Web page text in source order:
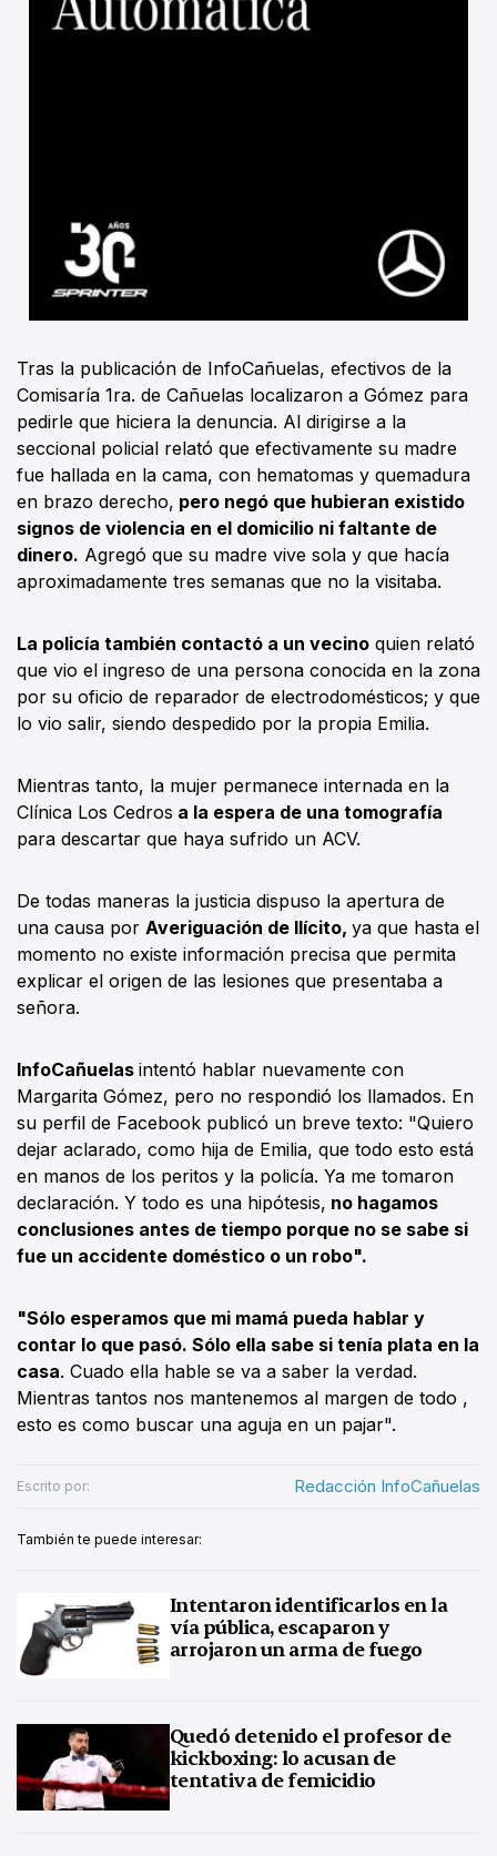
Tras la publicación de InfoCañuelas, efectivos de la
Comisaría 1ra. de Cañuelas localizaron a Gómez para
pedirle que hiciera la denuncia. Al dirigirse a la
seccional policial relató que efectivamente su madre
fue hallada en la cama, con hematomas y quemadura
en brazo derecho, pero negó que hubieran existido
signos de violencia en el domicilio ni faltante de
dinero. Agregó que su madre vive sola y que hacía
aproximadamente tres semanas que no la visitaba.
La policía también contactó a un vecino quien relató
que vio el ingreso de una persona conocida en la zona
por su oficio de reparador de electrodomésticos; y que
lo vio salir, siendo despedido por la propia Emilia.
Mientras tanto, la mujer permanece internada en la
Clínica Los Cedros a la espera de una tomografía
para descartar que haya sufrido un ACV.
De todas maneras la justicia dispuso la apertura de
una causa por Averiguación de Ilícito, ya que hasta el
momento no existe información precisa que permita
explicar el origen de las lesiones que presentaba a
señora.
InfoCañuelas intentó hablar nuevamente con
Margarita Gómez, pero no respondió los llamados. En
su perfil de Facebook publicó un breve texto: "Quiero
dejar aclarado, como hija de Emilia, que todo esto está
en manos de los peritos y la policía. Ya me tomaron
declaración. Y todo es una hipótesis, no hagamos
conclusiones antes de tiempo porque no se sabe si
fue un accidente doméstico o un robo".
"Sólo esperamos que mi mamá pueda hablar y
contar lo que pasó. Sólo ella sabe si tenía plata en la
casa. Cuado ella hable se va a saber la verdad.
Mientras tantos nos mantenemos al margen de todo ,
esto es como buscar una aguja en un pajar".
Escrito por: Redacción InfoCañuelas
También te puede interesar:
Intentaron identificarlos en la
vía pública, escaparon y
arrojaron un arma de fuego
Quedó detenido el profesor de
kickboxing: lo acusan de
tentativa de femicidio